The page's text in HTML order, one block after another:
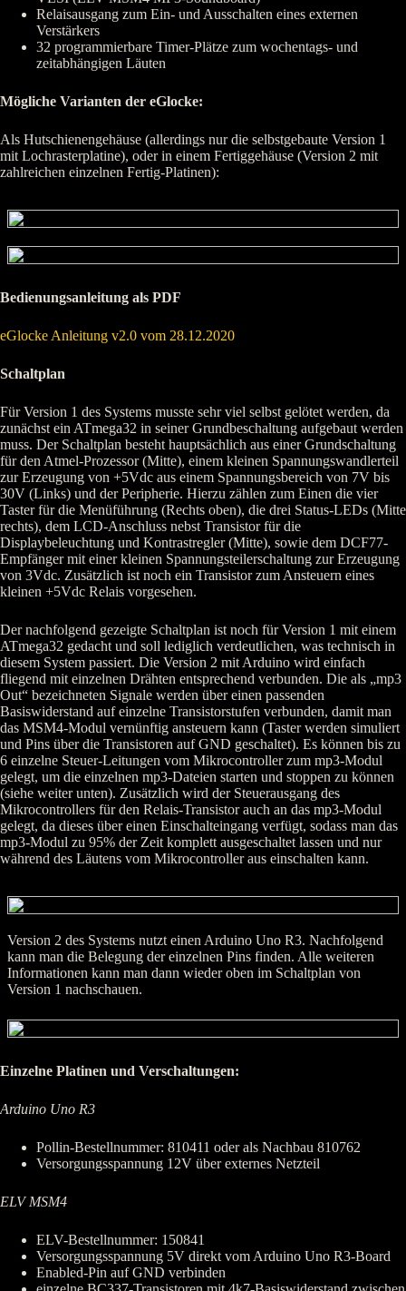
Relaisausgang zum Ein- und Ausschalten eines externen
Verstärkers
32 programmierbare Timer-Plätze zum wochentags- und
zeitabhängigen Läuten
Mögliche Varianten der eGlocke:
Als Hutschienengehäuse (allerdings nur die selbstgebaute Version 1
mit Lochrasterplatine), oder in einem Fertiggehäuse (Version 2 mit
zahlreichen einzelnen Fertig-Platinen):
Bedienungsanleitung als PDF
eGlocke Anleitung v2.0 vom 28.12.2020
Schaltplan
Für Version 1 des Systems musste sehr viel selbst gelötet werden, da
zunächst ein ATmega32 in seiner Grundbeschaltung aufgebaut werden
muss. Der Schaltplan besteht hauptsächlich aus einer Grundschaltung
für den Atmel-Prozessor (Mitte), einem kleinen Spannungswandlerteil
zur Erzeugung von +5Vdc aus einem Spannungsbereich von 7V bis
30V (Links) und der Peripherie. Hierzu zählen zum Einen die vier
Taster für die Menüführung (Rechts oben), die drei Status-LEDs (Mitte
rechts), dem LCD-Anschluss nebst Transistor für die
Displaybeleuchtung und Kontrastregler (Mitte), sowie dem DCF77-
Empfänger mit einer kleinen Spannungsteilerschaltung zur Erzeugung
von 3Vdc. Zusätzlich ist noch ein Transistor zum Ansteuern eines
kleinen +5Vdc Relais vorgesehen.
Der nachfolgend gezeigte Schaltplan ist noch für Version 1 mit einem
ATmega32 gedacht und soll lediglich verdeutlichen, was technisch in
diesem System passiert. Die Version 2 mit Arduino wird einfach
fliegend mit einzelnen Drähten entsprechend verbunden. Die als „mp3
Out“ bezeichneten Signale werden über einen passenden
Basiswiderstand auf einzelne Transistorstufen verbunden, damit man
das MSM4-Modul vernünftig ansteuern kann (Taster werden simuliert
und Pins über die Transistoren auf GND geschaltet). Es können bis zu
6 einzelne Steuer-Leitungen vom Mikrocontroller zum mp3-Modul
gelegt, um die einzelnen mp3-Dateien starten und stoppen zu können
(siehe weiter unten). Zusätzlich wird der Steuerausgang des
Mikrocontrollers für den Relais-Transistor auch an das mp3-Modul
gelegt, da dieses über einen Einschalteingang verfügt, sodass man das
mp3-Modul zu 95% der Zeit komplett ausgeschaltet lassen und nur
während des Läutens vom Mikrocontroller aus einschalten kann.
Version 2 des Systems nutzt einen Arduino Uno R3. Nachfolgend
kann man die Belegung der einzelnen Pins finden. Alle weiteren
Informationen kann man dann wieder oben im Schaltplan von
Version 1 nachschauen.
Einzelne Platinen und Verschaltungen:
Arduino Uno R3
Pollin-Bestellnummer: 810411 oder als Nachbau 810762
Versorgungsspannung 12V über externes Netzteil
ELV MSM4
ELV-Bestellnummer: 150841
Versorgungsspannung 5V direkt vom Arduino Uno R3-Board
Enabled-Pin auf GND verbinden